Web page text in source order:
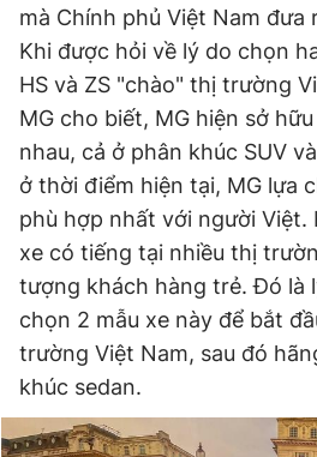
mà Chính phủ Việt Nam đưa
Khi được hỏi về lý do chọn
HS và ZS "chào" thị trường
MG cho biết, MG hiện sở
nhau, cả ở phân khúc SUV
ở thời điểm hiện tại, MG lựa
phù hợp nhất với người Việt.
xe có tiếng tại nhiều thị
tượng khách hàng trẻ. Đó là
chọn 2 mẫu xe này để bắt
trường Việt Nam, sau đó
khúc sedan.